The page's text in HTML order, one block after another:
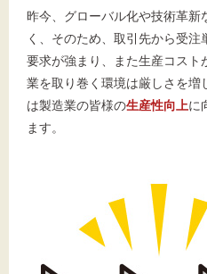
海津市商
お問い
標準
昨今、グローバル化や技術革新
く、そのため、取引先から受
要求が強まり、また生産コスト
業を取り巻く環境は厳しさを増
は製造業の皆様の生産性向上に
ます。